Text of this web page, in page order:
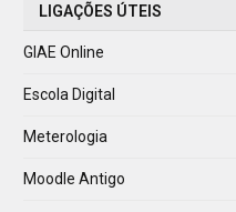
LIGAÇÕES ÚTEIS
GIAE Online
Escola Digital
Meterologia
Moodle Antigo